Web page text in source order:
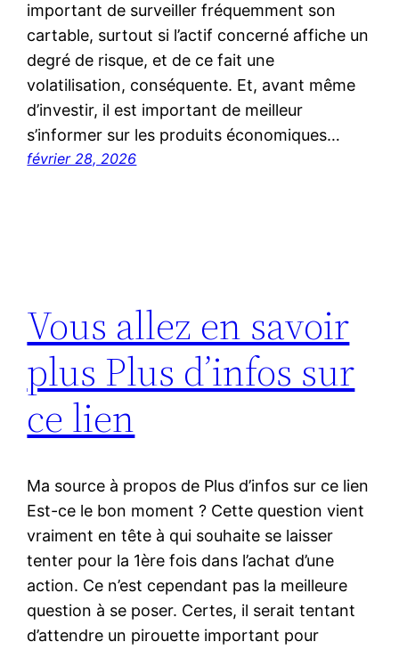
important de surveiller fréquemment son
cartable, surtout si l’actif concerné affiche un
degré de risque, et de ce fait une
volatilisation, conséquente. Et, avant même
d’investir, il est important de meilleur
s’informer sur les produits économiques…
février 28, 2026
Vous allez en savoir
plus Plus d’infos sur
ce lien
Ma source à propos de Plus d’infos sur ce lien
Est-ce le bon moment ? Cette question vient
vraiment en tête à qui souhaite se laisser
tenter pour la 1ère fois dans l’achat d’une
action. Ce n’est cependant pas la meilleure
question à se poser. Certes, il serait tentant
d’attendre un pirouette important pour